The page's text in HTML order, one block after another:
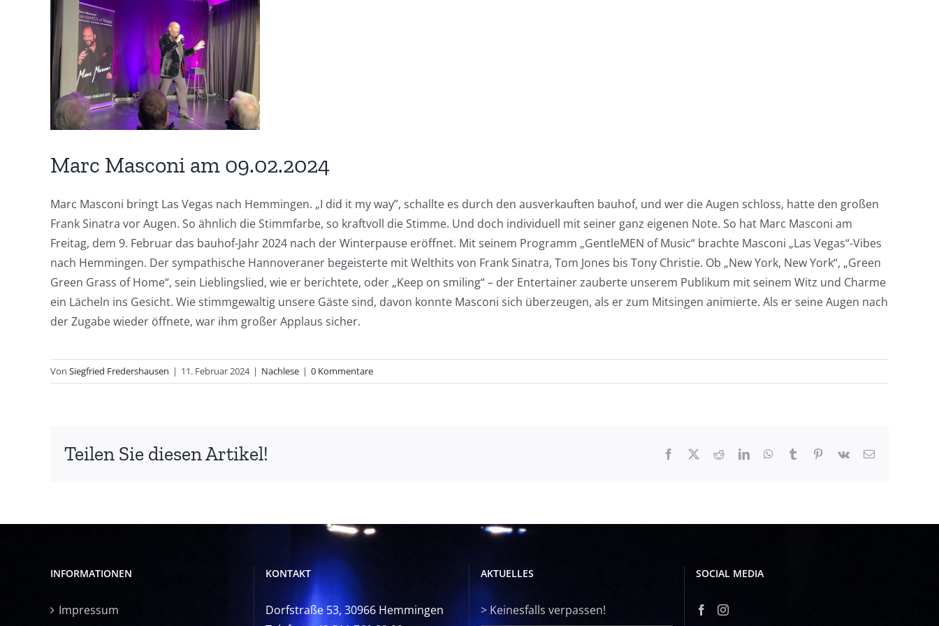
Bild
Marc Masconi am 09.02.2024
Marc Masconi bringt Las Vegas nach Hemmingen. „I did it my way”, schallte es durch den ausverkauften bauhof, und wer die Augen schloss, hatte den großen
Frank Sinatra vor Augen. So ähnlich die Stimmfarbe, so kraftvoll die Stimme. Und doch individuell mit seiner ganz eigenen Note. So hat Marc Masconi am
Freitag, dem 9. Februar das bauhof-Jahr 2024 nach der Winterpause eröffnet. Mit seinem Programm „GentleMEN of Music“ brachte Masconi „Las Vegas“-Vibes
nach Hemmingen. Der sympathische Hannoveraner begeisterte mit Welthits von Frank Sinatra, Tom Jones bis Tony Christie. Ob „New York, New York“, „Green
Green Grass of Home“, sein Lieblingslied, wie er berichtete, oder „Keep on smiling“ – der Entertainer zauberte unserem Publikum mit seinem Witz und Charme
ein Lächeln ins Gesicht. Wie stimmgewaltig unsere Gäste sind, davon konnte Masconi sich überzeugen, als er zum Mitsingen animierte. Als er seine Augen nach
der Zugabe wieder öffnete, war ihm großer Applaus sicher.
Von Siegfried Fredershausen | 11. Februar 2024 | Nachlese | 0 Kommentare
Teilen Sie diesen Artikel! Facebook RedditLinkedInWhatsApp
Tumblr Pinterest
Vk
E-
INFORMATIONEN
Impressum
KONTAKT
Dorfstraße 53, 30966 Hemmingen
AKTUELLES
> Keinesfalls verpassen!
SOCIAL MEDIA